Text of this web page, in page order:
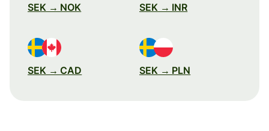
SEK → NOK SEK → INR
SEK → CAD SEK → PLN